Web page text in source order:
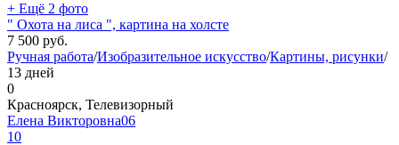
+ Ещё 2 фото
" Охота на лиса ", картина на холсте
7 500 руб.
Ручная работа/Изобразительное искусство/Картины, рисунки/
13 дней
0
Красноярск, Телевизорный
Елена Викторовна06
10